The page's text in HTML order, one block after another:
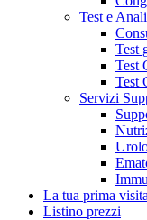
Test e
Test
Test
Test
Servizi
La tua prima visita
Listino prezzi